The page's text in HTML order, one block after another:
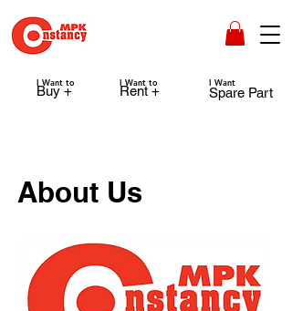
I Want to
Buy +
I Want to
Rent +
I Want
Spare Part
About Us